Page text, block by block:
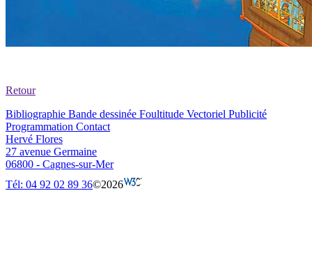
Retour
Bibliographie Bande dessinée Foultitude Vectoriel Publicité
Programmation Contact
Hervé Flores
27 avenue Germaine
06800 - Cagnes-sur-Mer
Tél: 04 92 02 89 36©2026